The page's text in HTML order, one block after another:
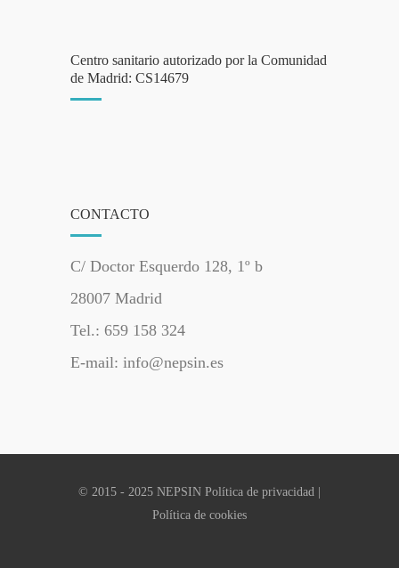
Centro sanitario autorizado por la Comunidad
de Madrid: CS14679
CONTACTO
C/ Doctor Esquerdo 128, 1º b
28007 Madrid
Tel.: 659 158 324
E-mail: info@nepsin.es
© 2015 - 2025 NEPSIN Política de privacidad
Política de cookies